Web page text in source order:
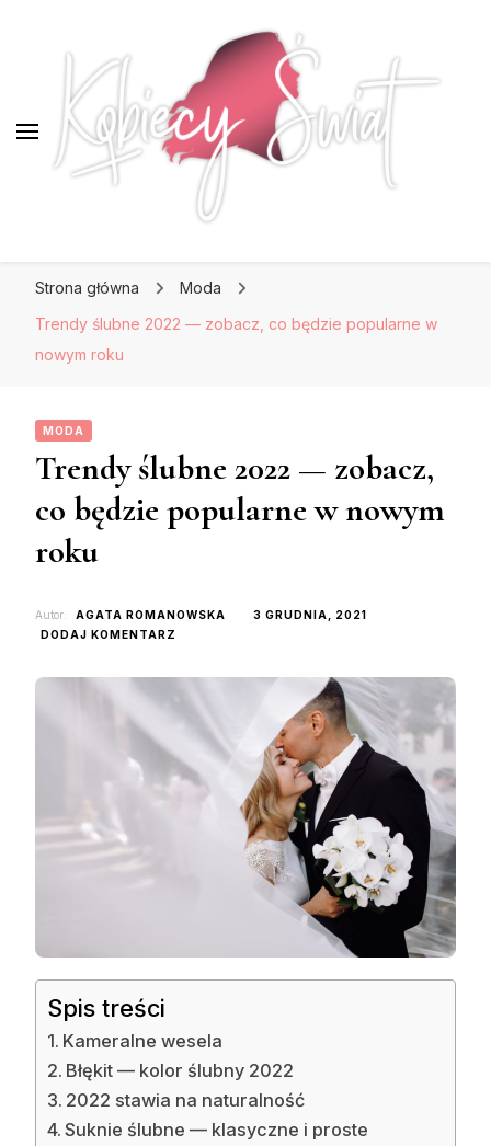
KobiecySwiat.pl
Prawdziwa strona dla Pań, które lubią być na
czasie z modą i najnowszymi trendami.
Strona główna
Moda
Trendy ślubne 2022 — zobacz, co będzie popularne w
nowym roku
MODA
Trendy ślubne 2022 — zobacz,
co będzie popularne w nowym
roku
Autor: AGATA ROMANOWSKA
3 GRUDNIA, 2021
DODAJ KOMENTARZ
BĘDZIE
POPULARNE
Spis treści
Kameralne wesela
Błękit — kolor ślubny 2022
2022 stawia na naturalność
Suknie ślubne — klasyczne i proste